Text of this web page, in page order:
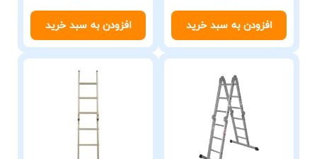
افزودن به سبد خرید افزودن به سبد خرید